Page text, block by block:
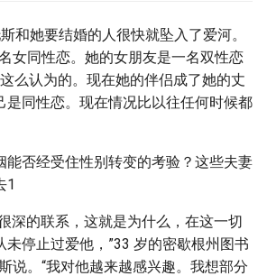
和她要结婚的人很快就坠入了爱河。
女同性恋。她的女朋友是一名双性恋
么认为的。现在她的伴侣成了她的丈
是同性恋。现在情况比以往任何时候都
深的联系，这就是为什么，在这一切
未停止过爱他，”33 岁的密歇根州图书
说。“我对他越来越感兴趣。我想部分